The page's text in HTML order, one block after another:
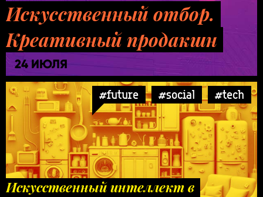
Искусственный отбор.
Креативный продакшн
24 ИЮЛЯ
#future #social #tech
Искусственный интеллект в